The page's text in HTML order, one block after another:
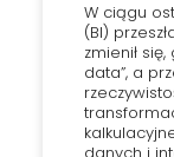
W ciągu
(BI)
zmienił
data”, a